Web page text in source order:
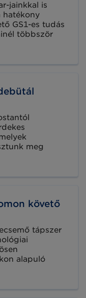
jainkkal is
hatékony
GS1-es tudás
többször
ezzel
meg
a GS1
játékunk a
követő
tápszer
alapuló
az iparág első
amely